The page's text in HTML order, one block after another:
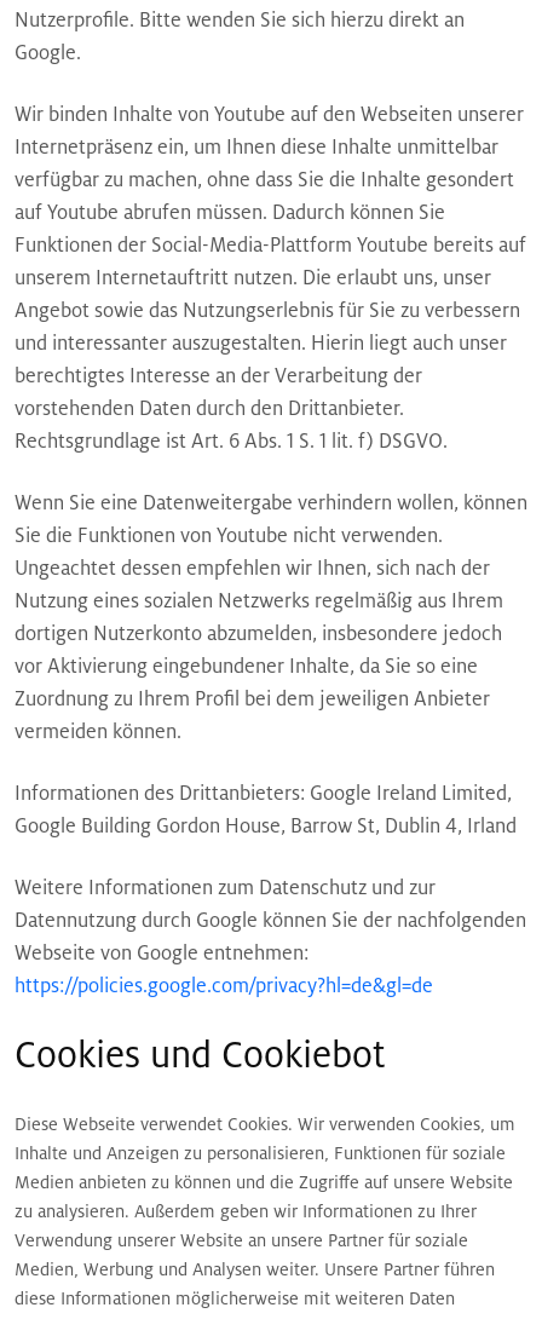
Nutzerprofile. Bitte wenden Sie sich hierzu direkt an
Google.
Wir binden Inhalte von Youtube auf den Webseiten unserer
Internetpräsenz ein, um Ihnen diese Inhalte unmittelbar
verfügbar zu machen, ohne dass Sie die Inhalte gesondert
auf Youtube abrufen müssen. Dadurch können Sie
Funktionen der Social-Media-Plattform Youtube bereits auf
unserem Internetauftritt nutzen. Die erlaubt uns, unser
Angebot sowie das Nutzungserlebnis für Sie zu verbessern
und interessanter auszugestalten. Hierin liegt auch unser
berechtigtes Interesse an der Verarbeitung der
vorstehenden Daten durch den Drittanbieter.
Rechtsgrundlage ist Art. 6 Abs. 1 S. 1 lit. f) DSGVO.
Wenn Sie eine Datenweitergabe verhindern wollen, können
Sie die Funktionen von Youtube nicht verwenden.
Ungeachtet dessen empfehlen wir Ihnen, sich nach der
Nutzung eines sozialen Netzwerks regelmäßig aus Ihrem
dortigen Nutzerkonto abzumelden, insbesondere jedoch
vor Aktivierung eingebundener Inhalte, da Sie so eine
Zuordnung zu Ihrem Profil bei dem jeweiligen Anbieter
vermeiden können.
Informationen des Drittanbieters: Google Ireland Limited,
Google Building Gordon House, Barrow St, Dublin 4, Irland
Weitere Informationen zum Datenschutz und zur
Datennutzung durch Google können Sie der nachfolgenden
Webseite von Google entnehmen:
https://policies.google.com/privacy?hl=de&gl=de
Cookies und Cookiebot
Diese Webseite verwendet Cookies. Wir verwenden Cookies, um
Inhalte und Anzeigen zu personalisieren, Funktionen für soziale
Medien anbieten zu können und die Zugriffe auf unsere Website
zu analysieren. Außerdem geben wir Informationen zu Ihrer
Verwendung unserer Website an unsere Partner für soziale
Medien, Werbung und Analysen weiter. Unsere Partner führen
diese Informationen möglicherweise mit weiteren Daten